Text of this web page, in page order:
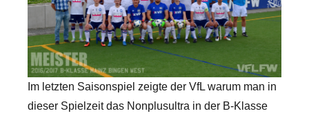
Im letzten Saisonspiel zeigte der VfL warum man in
dieser Spielzeit das Nonplusultra in der B-Klasse